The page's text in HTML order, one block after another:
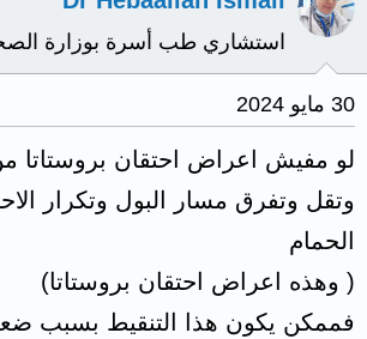
استشاري طب أسرة بوزارة
30 مايو 2024
لو مفيش اعراض احتقان
وتقل وتفرق مسار البول وتكرار
الحمام
( وهذه اعراض احتقان بروستاتا)
فممكن يكون هذا التنقيط بسبب